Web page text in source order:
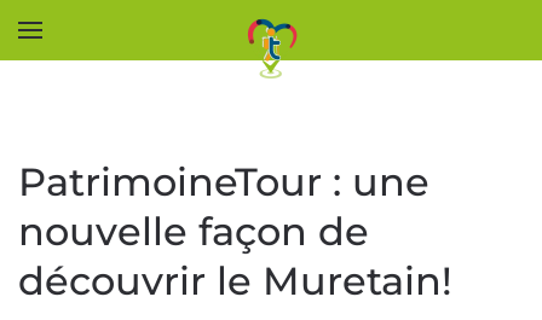
Accéder au contenu principal
PatrimoineTour : une
nouvelle façon de
découvrir le Muretain!